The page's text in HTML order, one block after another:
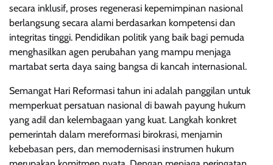
secara inklusif, proses regenerasi kepemimpinan nasional
berlangsung secara alami berdasarkan kompetensi dan
integritas tinggi. Pendidikan politik yang baik bagi pemuda
menghasilkan agen perubahan yang mampu menjaga
martabat serta daya saing bangsa di kancah internasional.
Semangat Hari Reformasi tahun ini adalah panggilan untuk
memperkuat persatuan nasional di bawah payung hukum
yang adil dan kelembagaan yang kuat. Langkah konkret
pemerintah dalam mereformasi birokrasi, menjamin
kebebasan pers, dan memodernisasi instrumen hukum